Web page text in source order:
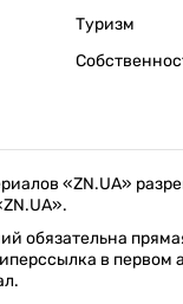
Туризм
«ZN.UA»
обязательна
в первом